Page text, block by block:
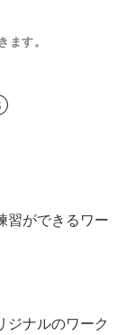
す。
習ができるワー
ジナルのワーク